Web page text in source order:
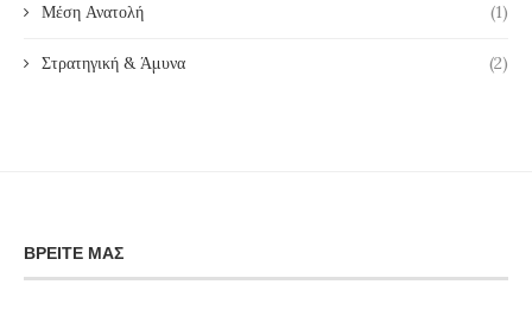
Μέση Ανατολή (1)
Στρατηγική & Άμυνα (2)
ΒΡΕΊΤΕ ΜΑΣ